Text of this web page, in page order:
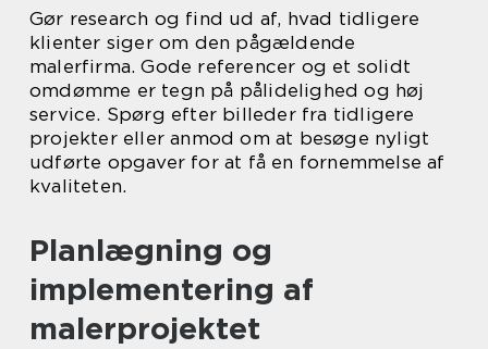
Gør research og find ud af, hvad tidligere
klienter siger om den pågældende
malerfirma. Gode referencer og et solidt
omdømme er tegn på pålidelighed og høj
service. Spørg efter billeder fra tidligere
projekter eller anmod om at besøge nyligt
udførte opgaver for at få en fornemmelse af
kvaliteten.
Planlægning og
implementering af
malerprojektet